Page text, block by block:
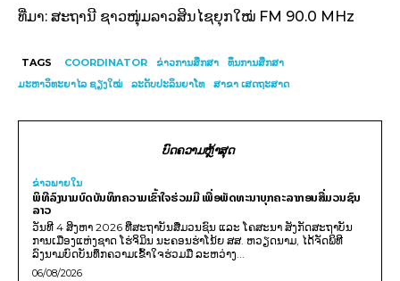
ທີ່ມາ: ສະຖານີ ຊາວໜຸ່ມລາວສິນໄຊຍຸກໃໝ່ FM 90.0 MHz
TAGS COORDINATOR ຂ່າວການສຶກສາ
ທຶນການສຶກສາ
ມະຫາວິທະຍາໄລ ຊຽງໃໝ່
ລະດັບປະລິນຍາໂທ ສາຂາ ເສດຖະສາດ
ບົດຄວາມຫຼ້າສຸດ
ຂ່າວພາຍ​ໃນ
ພິທີລົງນາມບົດບັນທຶກຄວາມເຂົ້າໃຈຮ່ວມມື ເພື່ອພັດທະນາບຸກຄະລາກອນສື່ມວນຊົນ
ລາວ
ວັນທີ 4 ສິງຫາ 2026 ທີ່ສະຖາບັນສື່ມວນຊົນ ແລະ ໂຄສະນາ ສັງກັດສະຖາບັນ
ການເມືອງແຫ່ງຊາດ ໂຮ່ຈິມິນ ນະຄອນຮ່າໂນ້ຍ ສສ. ຫວຽດນາມ, ໄດ້ຈັດພິທີ
ລົງນາມບົດບັນທຶກຄວາມເຂົ້າໃຈຮ່ວມມື ລະຫວ່າງ...
06/08/2026